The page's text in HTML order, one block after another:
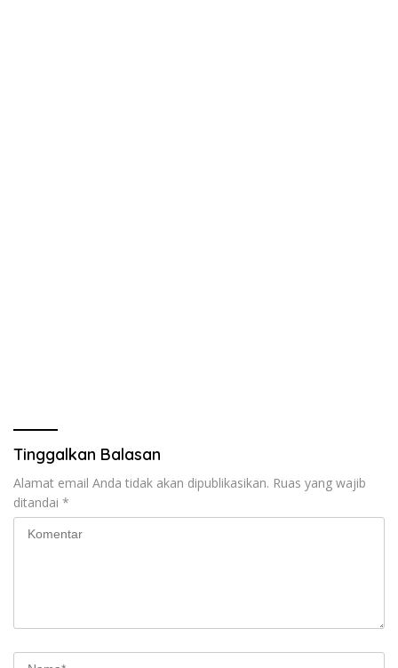
Tinggalkan Balasan
Alamat email Anda tidak akan dipublikasikan. Ruas yang wajib
ditandai *